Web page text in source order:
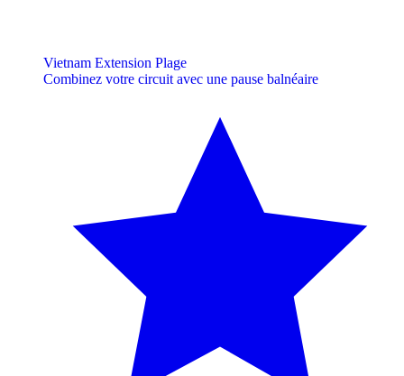
Vietnam Extension Plage
Combinez votre circuit avec une pause balnéaire